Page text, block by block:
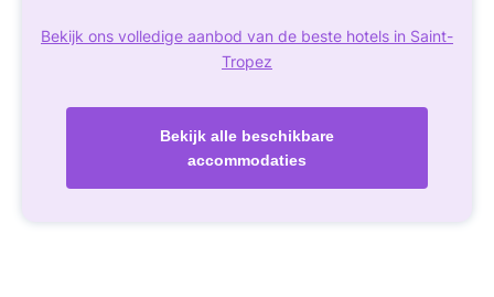
Bekijk ons volledige aanbod van de beste hotels in Saint-
Tropez
Bekijk alle beschikbare
accommodaties